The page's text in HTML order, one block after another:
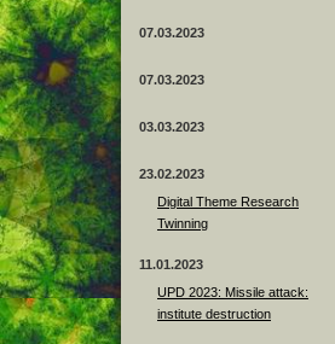
07.03.2023
07.03.2023
03.03.2023
23.02.2023
Digital Theme Research
Twinning
11.01.2023
UPD 2023: Missile attack:
institute destruction